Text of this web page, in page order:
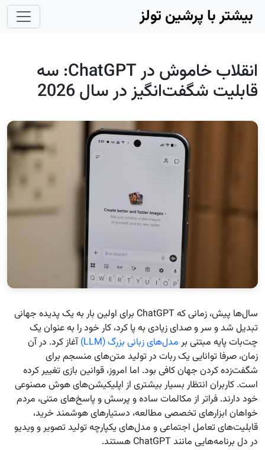
Skip to main content
بیشتر با پرشین تولز
انقلاب خاموش در ChatGPT: سه
قابلیت شگفت‌انگیز در سال 2026
سال‌ها پیش، زمانی که ChatGPT برای اولین بار به یک پدیده جهانی
تبدیل شد و سر و صدای زیادی به پا کرد، کار خود را به عنوان یک
چت‌بات پایه مبتنی بر مدل‌های زبانی بزرگ (LLM)
آغاز کرد. در آن
زمان، صرفا توانایی یک ربات در تولید متن‌های منسجم برای
شگفت‌زده کردن جهان کافی بود. اما امروز، قوانین بازی تغییر کرده
است. کاربران انتظار بسیار بیشتری از اپلیکیشن‌های هوش مصنوعی
خود دارند. فراتر از مکالمات ساده و پرسش و پاسخ‌های متنی، مردم
خواهان ابزارهای تخصصی مطالعه، دستیارهای هوشمند خرید،
قابلیت‌های تعامل اجتماعی و مدل‌های یکپارچه تولید تصویر و ویدیو
در دل برنامه‌هایی مانند ChatGPT هستند.